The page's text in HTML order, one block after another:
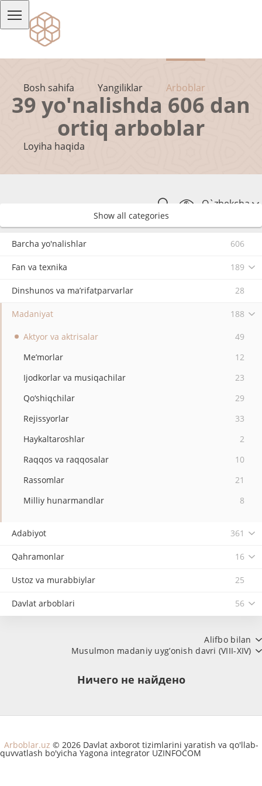
Bosh sahifa Yangiliklar Arboblar
Loyiha haqida
O`zbekcha
39 yo'nalishda 606 dan
ortiq arboblar
Show all categories
Barcha yo'nalishlar 606
Fan va texnika 189
Dinshunos va ma’rifatparvarlar 28
Madaniyat 188
Aktyor va aktrisalar
49
Me’morlar
12
Ijodkorlar va musiqachilar
23
Qo‘shiqchilar
29
Rejissyorlar
33
Haykaltaroshlar
2
Raqqos va raqqosalar
10
Rassomlar
21
Milliy hunarmandlar
8
Adabiyot 361
Qahramonlar 16
Ustoz va murabbiylar 25
Davlat arboblari 56
Alifbo bilan
Musulmon madaniy uyg’onish davri (VIII-XIV)
Ничего не найдено
Arboblar.uz © 2026 Davlat axborot tizimlarini yaratish va qo'llab-
quvvatlash bo'yicha Yagona integrator UZINFOCOM